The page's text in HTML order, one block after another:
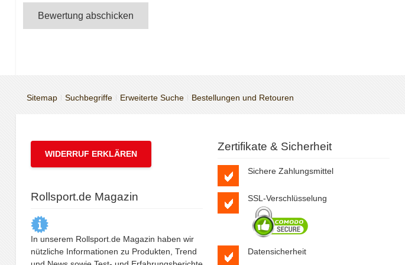
Bewertung abschicken
Sitemap Suchbegriffe Erweiterte Suche Bestellungen und Retouren
WIDERRUF ERKLÄREN
Rollsport.de Magazin
In unserem Rollsport.de Magazin haben wir
nützliche Informationen zu Produkten, Trend
Zertifikate & Sicherheit
Sichere Zahlungsmittel
SSL-Verschlüsselung
Datensicherheit